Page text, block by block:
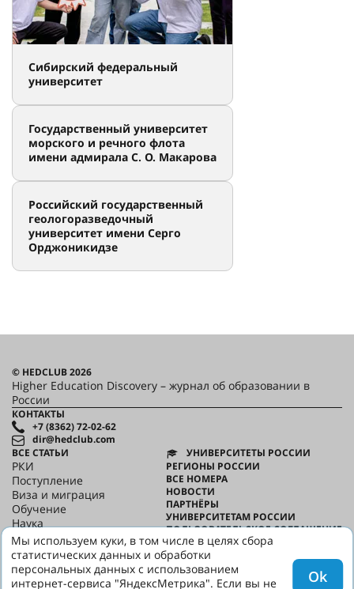
Сибирский федеральный
университет
Государственный университет
морского и речного флота
имени адмирала С. О. Макарова
Российский государственный
геологоразведочный
университет имени Серго
Орджоникидзе
© HEDCLUB 2026
Higher Education Discovery – журнал об образовании в
России
КОНТАКТЫ
+7 (8362) 72-02-62
dir@hedclub.com
ВСЕ СТАТЬИ
РКИ
Поступление
Виза и миграция
Обучение
Наука
HED_people
Русский дом
Регионы
Культура
УНИВЕРСИТЕТЫ РОССИИ
РЕГИОНЫ РОССИИ
ВСЕ НОМЕРА
НОВОСТИ
ПАРТНЁРЫ
УНИВЕРСИТЕТАМ РОССИИ
ПОЛЬЗОВАТЕЛЬСКОЕ СОГЛАШЕНИЕ
КОНФИДЕНЦИАЛЬНОСТЬ
О HED
Мы используем куки, в том числе в целях сбора
статистических данных и обработки
персональных данных с использованием
интернет-сервиса "ЯндексМетрика". Если вы не
Ok